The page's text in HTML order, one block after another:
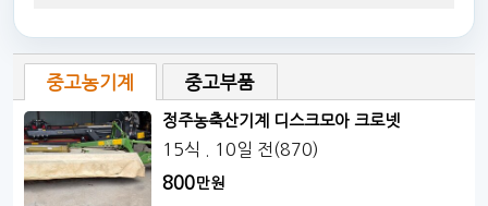
중고농기계 중고부품
정주농축산기계 디스크모아 크로넷
15식 . 10일 전(870)
800만원